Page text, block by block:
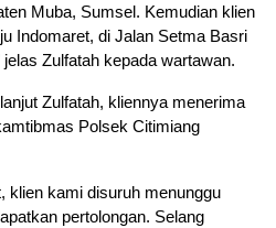
Muba, Sumsel. Kemudian klien
Indomaret, di Jalan Setma Basri
Zulfatah kepada wartawan.
Zulfatah, kliennya menerima
Polsek Citimiang
klien kami disuruh menunggu
pertolongan. Selang